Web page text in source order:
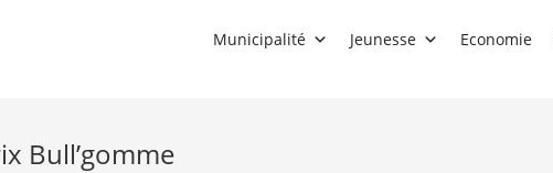
Municipalité Jeunesse Economie
Bull’gomme